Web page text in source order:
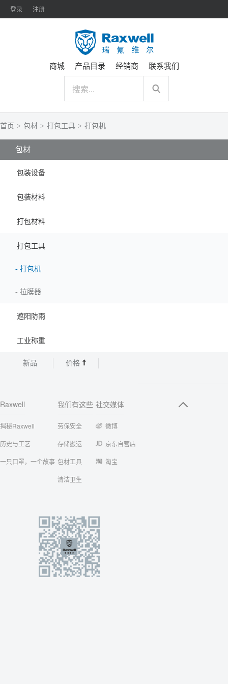
登录 注册
商城 产品目录 经销商 联系我们
首页 > 包材 > 打包工具 > 打包机
包材
包装设备
包装材料
打包材料
打包工具
- 打包机
- 拉膜器
遮阳防雨
工业称重
新品 价格
Raxwell
揭秘Raxwell
历史与工艺
一只口罩，一个故事
我们有这些
劳保安全
存储搬运
包材工具
清洁卫生
社交媒体
微博
京东自营店
淘宝